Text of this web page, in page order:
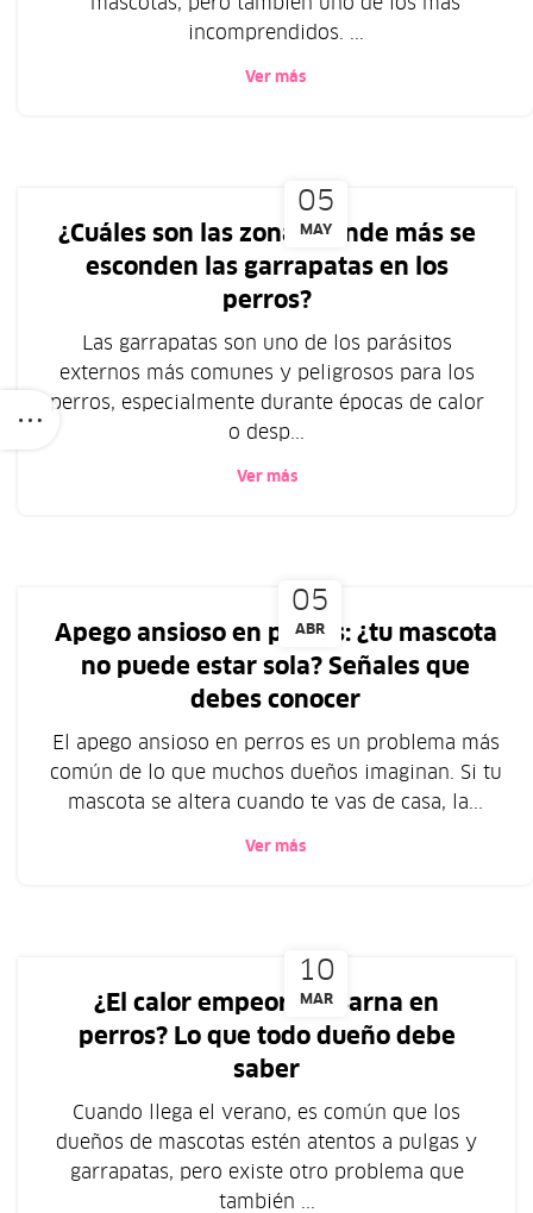
incomprendidos. ...
Ver más
05
MAY
¿Cuáles son las zonas donde más se
esconden las garrapatas en los
perros?
Las garrapatas son uno de los parásitos
externos más comunes y peligrosos para los
perros, especialmente durante épocas de calor
o desp...
Ver más
05
ABR
Apego ansioso en perros: ¿tu mascota
no puede estar sola? Señales que
debes conocer
El apego ansioso en perros es un problema más
común de lo que muchos dueños imaginan. Si tu
mascota se altera cuando te vas de casa, la...
Ver más
10
MAR
¿El calor empeora la sarna en
perros? Lo que todo dueño debe
saber
Cuando llega el verano, es común que los
dueños de mascotas estén atentos a pulgas y
garrapatas, pero existe otro problema que
también ...